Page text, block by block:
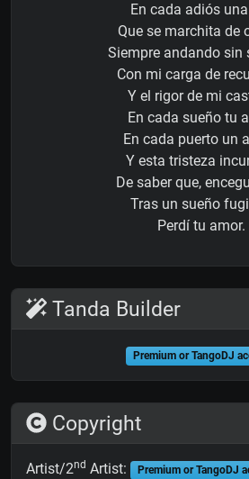
En cada adiós
Que se marchita de
Siempre andando sin
Con mi carga de
Y el rigor de mi
En cada sueño tu
En cada puerto un
Y esta tristeza
De saber que,
Tras un sueño
Perdí tu amor.
Tanda Builder
Premium or TangoDJ
Copyright
Artist/2nd Artist: Premium or TangoDJ